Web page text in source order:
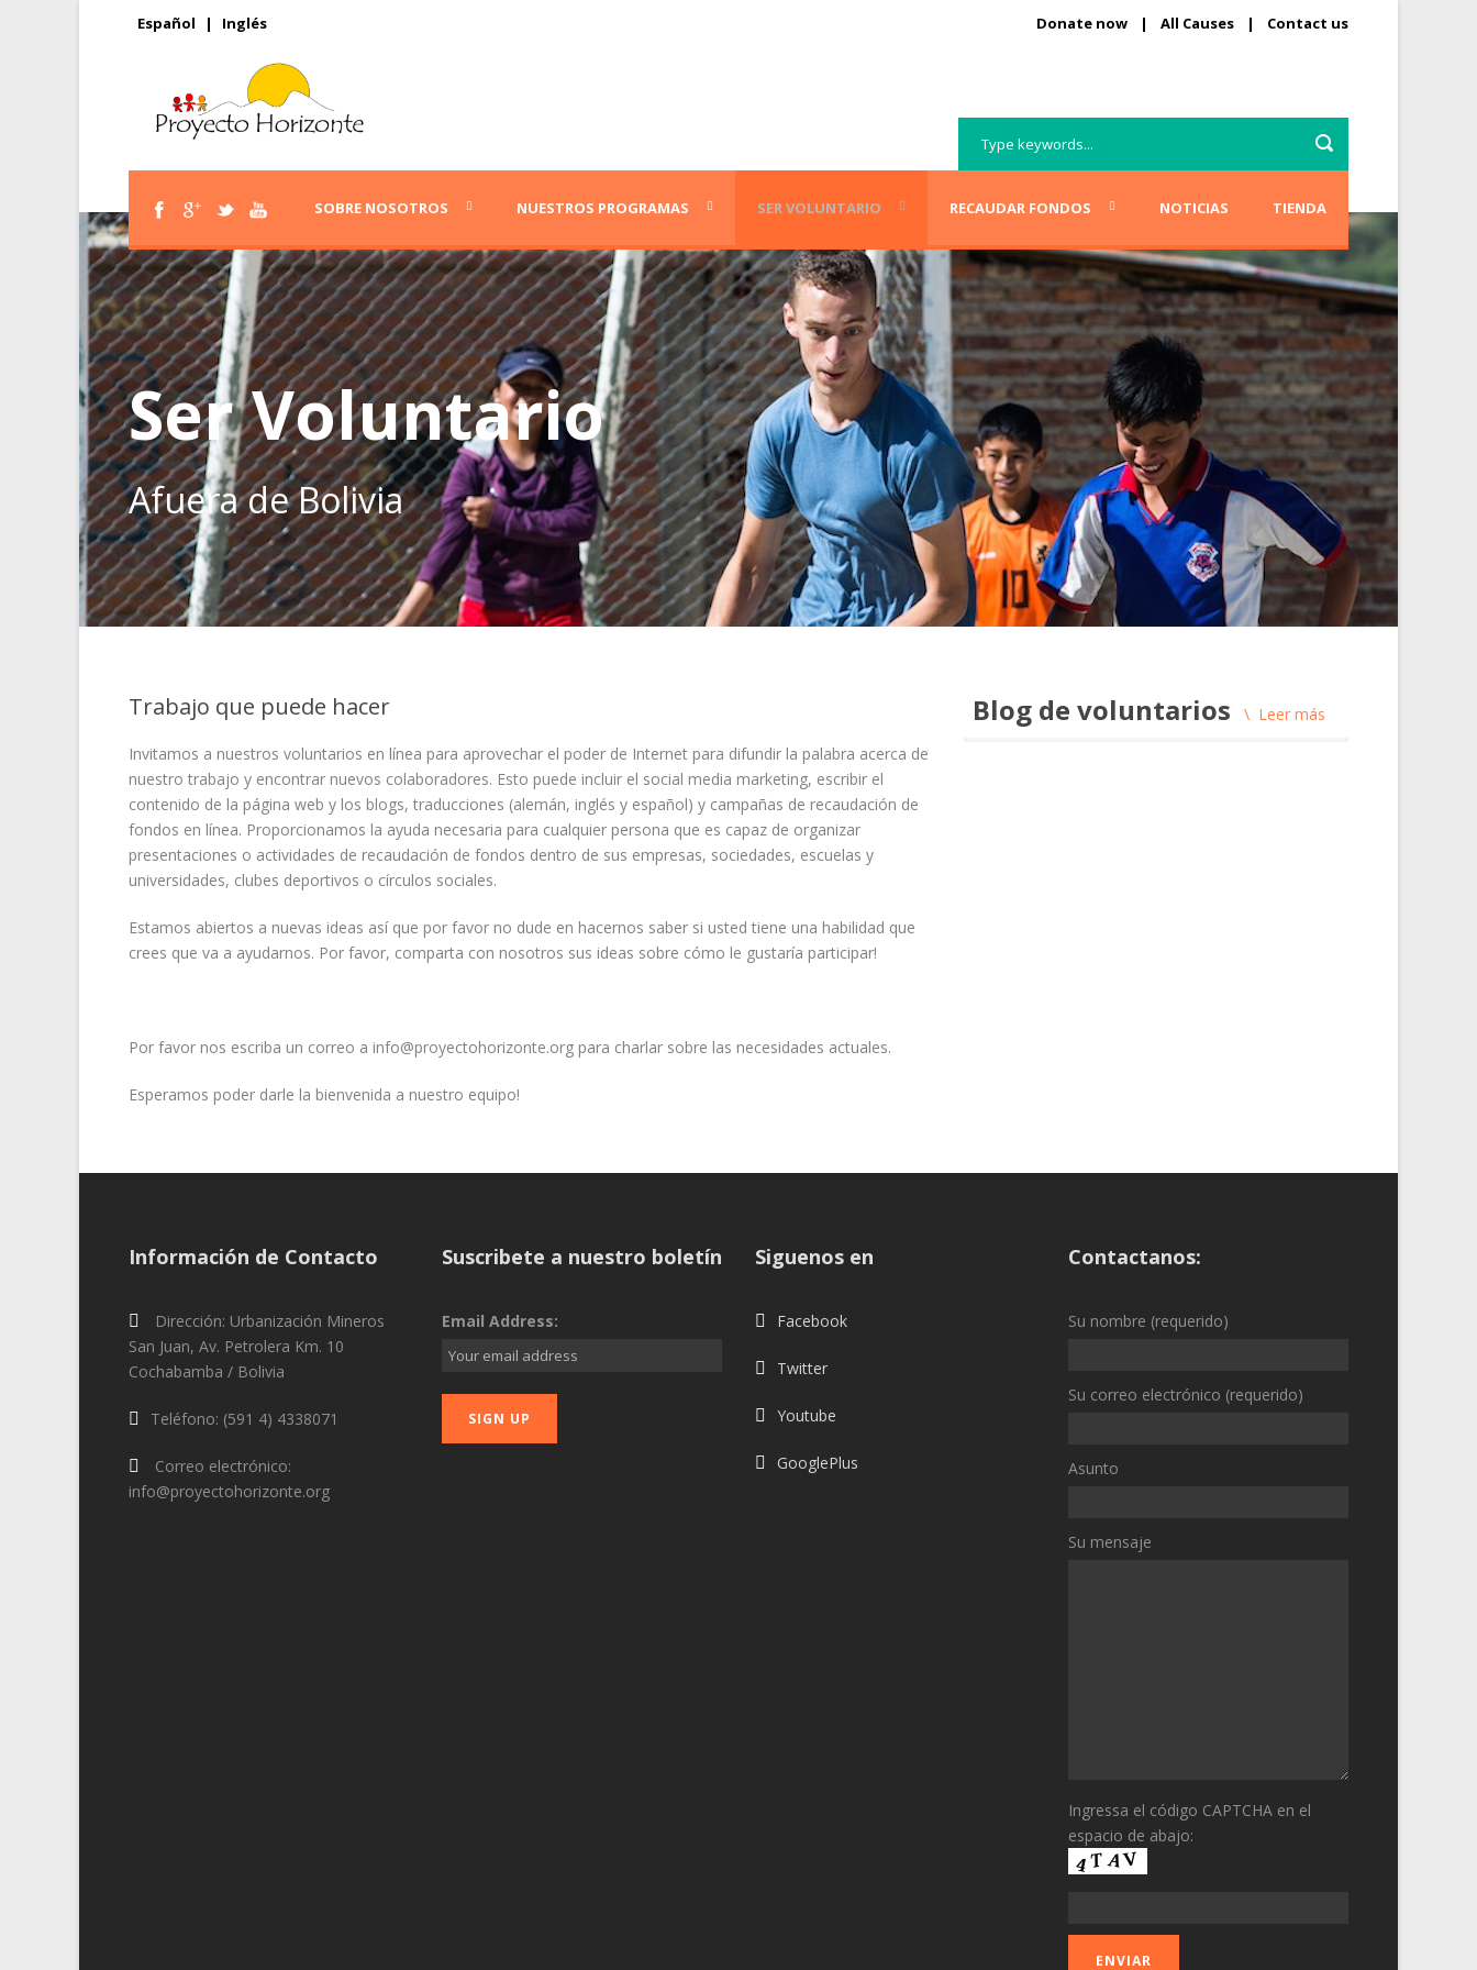
Español | Inglés Donate now | All Causes | Contact us
SOBRE NOSOTROS NUESTROS PROGRAMAS SER VOLUNTARIO RECAUDAR FONDOS NOTICIAS TIENDA
Ser Voluntario
Afuera de Bolivia
Trabajo que puede hacer
Invitamos a nuestros voluntarios en línea para aprovechar el poder de Internet para difundir la palabra acerca de
nuestro trabajo y encontrar nuevos colaboradores. Esto puede incluir el social media marketing, escribir el
contenido de la página web y los blogs, traducciones (alemán, inglés y español) y campañas de recaudación de
fondos en línea. Proporcionamos la ayuda necesaria para cualquier persona que es capaz de organizar
presentaciones o actividades de recaudación de fondos dentro de sus empresas, sociedades, escuelas y
universidades, clubes deportivos o círculos sociales.
Estamos abiertos a nuevas ideas así que por favor no dude en hacernos saber si usted tiene una habilidad que
crees que va a ayudarnos. Por favor, comparta con nosotros sus ideas sobre cómo le gustaría participar!
Por favor nos escriba un correo a info@proyectohorizonte.org para charlar sobre las necesidades actuales.
Esperamos poder darle la bienvenida a nuestro equipo!
Blog de voluntarios Leer más
Información de Contacto
Dirección: Urbanización Mineros
San Juan, Av. Petrolera Km. 10
Cochabamba / Bolivia
Teléfono: (591 4) 4338071
Correo electrónico:
info@proyectohorizonte.org
Suscribete a nuestro boletín
Email Address:
Siguenos en
Facebook
Twitter
Youtube
GooglePlus
Contactanos:
Su nombre (requerido)
Su correo electrónico (requerido)
Asunto
Su mensaje
Ingressa el código CAPTCHA en el
espacio de abajo: